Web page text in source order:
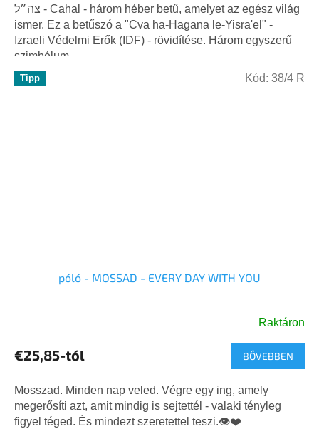
5-
ből
5,0
csillag.
צה״ל - Cahal - három héber betű, amelyet az egész világ
ismer. Ez a betűszó a "Cva ha-Hagana le-Yisra'el" -
Izraeli Védelmi Erők (IDF) - rövidítése. Három egyszerű
szimbólum,...
Tipp
póló - MOSSAD - EVERY DAY WITH YOU
átlagos
5-
ből
5,0
Raktáron
€25,85-tól BŐVEBBEN
Mosszad. Minden nap veled. Végre egy ing, amely
megerősíti azt, amit mindig is sejtettél - valaki tényleg
figyel téged. És mindezt szeretettel teszi.👁️❤️
Kód: 38/4 R